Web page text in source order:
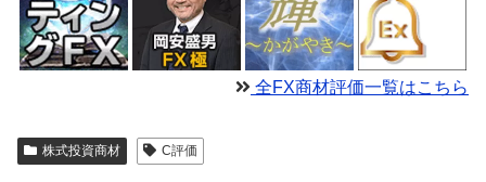
全FX商材評価一覧はこちら
株式投資商材 C評価